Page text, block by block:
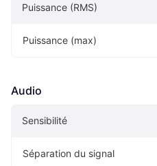
Puissance (RMS)
Puissance (max)
Audio
Sensibilité
Séparation du signal